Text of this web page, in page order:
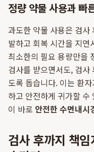
정량 약물 사용과 빠
과도한 약물 사용은 검사
발하고 회복 시간을 지
최소한의 필요 용량만을
검사를 받으면서도, 검사
도록 돕습니다. 이는 환
하고 안전하게 귀가할 수
이 바로 안전한 수면내시
검사 후까지 책